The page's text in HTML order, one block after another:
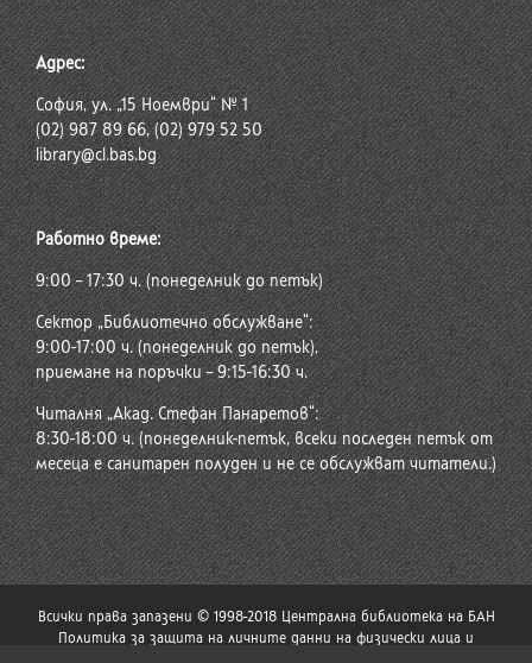
Адрес:
София, ул. „15 Ноември“ № 1
(02) 987 89 66, (02) 979 52 50
library@cl.bas.bg
Работно време:
9:00 – 17:30 ч. (понеделник до петък)
Сектор „Библиотечно обслужване“:
9:00-17:00 ч. (понеделник до петък),
приемане на поръчки – 9:15-16:30 ч.
Читалня „Акад. Стефан Панаретов“:
8:30-18:00 ч. (понеделник-петък, всеки последен петък от
месеца е санитарен полуден и не се обслужват читатели.)
Всички права запазени © 1998-2018 Централна библиотека на БАН
Политика за защита на личните данни на физически лица и